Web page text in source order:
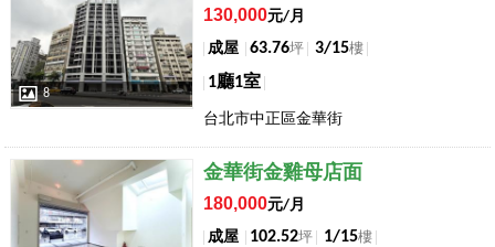
8
130,000元/月
成屋
63.76坪 3/15樓
1廳1室
台北市中正區金華街
店長推薦 金華街金雞母店面
180,000元/月
成屋
102.52坪 1/15樓